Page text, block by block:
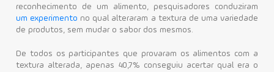
reconhecimento de um alimento, pesquisadores conduziram
um experimento no qual alteraram a textura de uma variedade
de produtos, sem mudar o sabor dos mesmos.
De todos os participantes que provaram os alimentos com a
textura alterada, apenas 40,7% conseguiu acertar qual era o